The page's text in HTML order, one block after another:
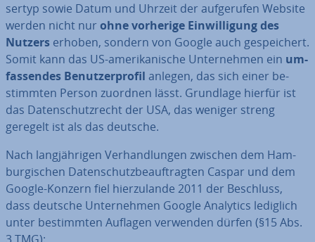
ser­typ sowie Datum und Uhrzeit der auf­ge­ru­fen Website
werden nicht nur ohne vorherige Ein­wil­li­gung des
Nutzers erhoben, sondern von Google auch ge­spei­chert.
Somit kann das US-ame­ri­ka­ni­sche Un­ter­neh­men ein um­
fas­sen­des Be­nut­zer­pro­fil anlegen, das sich einer be­
stimm­ten Person zuordnen lässt. Grundlage hierfür ist
das Da­ten­schutz­recht der USA, das weniger streng
geregelt ist als das deutsche.
Nach lang­jäh­ri­gen Ver­hand­lun­gen zwischen dem Ham­
bur­gi­schen Da­ten­schutz­be­auf­trag­ten Caspar und dem
Google-Konzern fiel hier­zu­lan­de 2011 der Beschluss,
dass deutsche Un­ter­neh­men Google Analytics lediglich
unter be­stimm­ten Auflagen verwenden dürfen (§15 Abs.